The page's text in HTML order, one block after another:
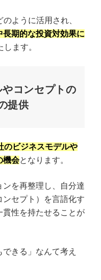
ように活用され、
期的な投資対効果に
します。
コンセプトの
提供
のビジネスモデルや
機会となります。
を再整理し、自分達
セプト）を言語化す
貫性を持たせることが
できる」なんて考え